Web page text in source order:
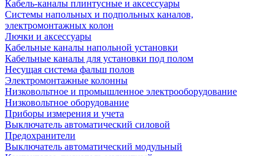
Кабель-каналы плинтусные и аксессуары
Системы напольных и подпольных каналов,
электромонтажных колон
Лючки и аксессуары
Кабельные каналы напольной установки
Кабельные каналы для установки под полом
Несущая система фальш полов
Электромонтажные колонны
Низковольтное и промышленное электрооборудование
Низковольтное оборудование
Приборы измерения и учета
Выключатель автоматический силовой
Предохранители
Выключатель автоматический модульный